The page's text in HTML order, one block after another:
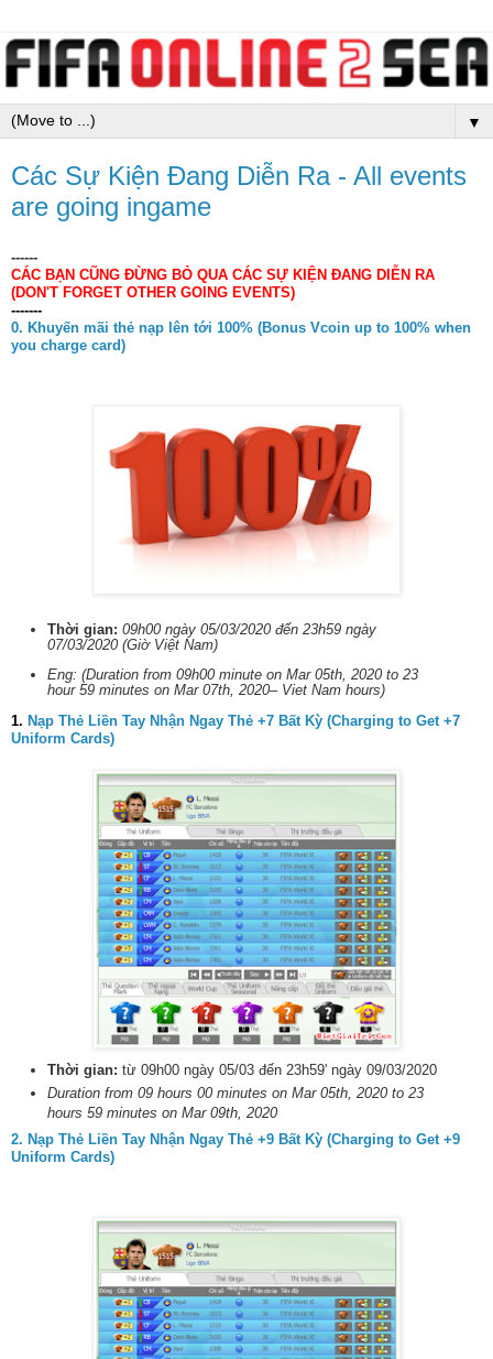
▼
Các Sự Kiện Đang Diễn Ra - All events
are going ingame
------
CÁC BẠN CŨNG ĐỪNG BỎ QUA CÁC SỰ KIỆN ĐANG DIỄN RA
(DON'T FORGET OTHER GOING EVENTS)
-------
0. Khuyến mãi thẻ nạp lên tới 100% (Bonus Vcoin up to 100% when
you charge card)
Thời gian: 09h00 ngày 05/03/2020 đến 23h59 ngày
07/03/2020 (Giờ Việt Nam)
Eng: (Duration from 09h00 minute on Mar 05th, 2020 to 23
hour 59 minutes on Mar 07th, 2020– Viet Nam hours)
1. Nạp Thẻ Liền Tay Nhận Ngay Thẻ +7 Bất Kỳ (Charging to Get +7
Uniform Cards)
Thời gian: từ 09h00 ngày 05/03 đến 23h59' ngày 09/03/2020
Duration from 09 hours 00 minutes on Mar 05th, 2020 to 23
hours 59 minutes on Mar 09th, 2020
2. Nạp Thẻ Liền Tay Nhận Ngay Thẻ +9 Bất Kỳ (Charging to Get +9
Uniform Cards)